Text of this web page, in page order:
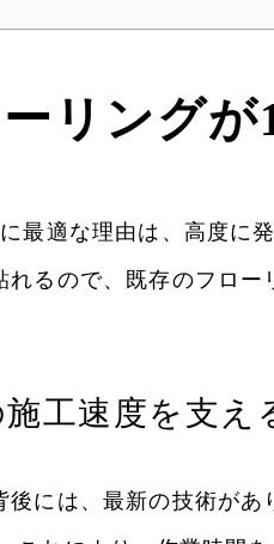
リング
最適な理由は、高度に
るので、既存のフロー
工速度を支え
には、最新の技術があ